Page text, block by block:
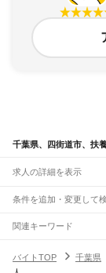
千葉県、四街道市、扶
求人の詳細を表示
条件を追加・変更して
市区町村を追加・変更
千葉県すべて
駅を追加・変更
関連キーワード
千葉県 千葉市 扶養
バイトTOP 千葉県